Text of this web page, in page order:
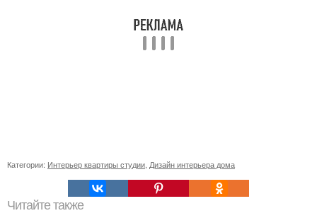
Категории: Интерьер квартиры студии Дизайн интерьера дома
Читайте также